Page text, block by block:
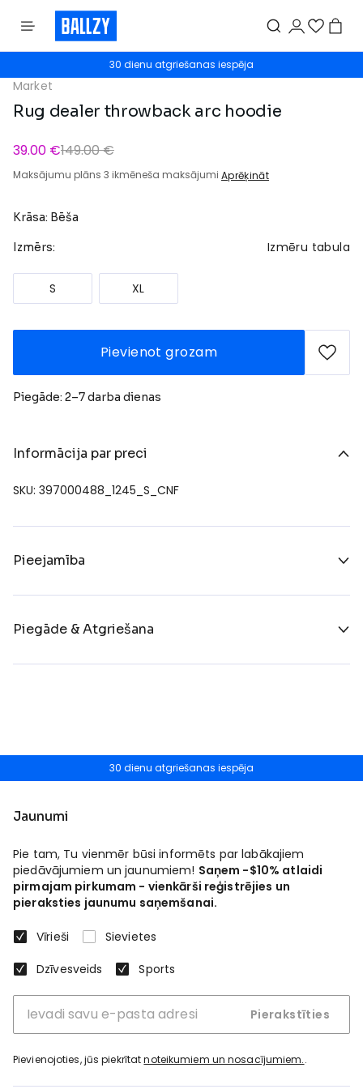
30 dienu atgriešanas iespēja
Market
Rug dealer throwback arc hoodie
39.00 €149.00 €
Maksājumu plāns 3 ikmēneša maksājumi Aprēķināt
Krāsa: Bēša
Izmērs: Izmēru tabula
S XL
Pievienot grozam
Piegāde: 2–7 darba dienas
Informācija par preci
SKU: 397000488_1245_S_CNF
Pieejamība
Piegāde & Atgriešana
30 dienu atgriešanas iespēja
Jaunumi
Pie tam, Tu vienmēr būsi informēts par labākajiem
piedāvājumiem un jaunumiem! Saņem -$10% atlaidi
pirmajam pirkumam - vienkārši reģistrējies un
pieraksties jaunumu saņemšanai.
Vīrieši
Sievietes
Dzīvesveids
Sports
Pierakstīties
Pievienojoties, jūs piekrītatnoteikumiem un nosacījumiem..